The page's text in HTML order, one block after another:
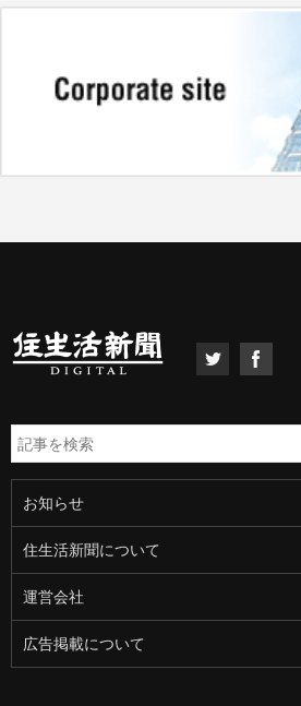
お知らせ
住生活新聞について
運営会社
広告掲載について